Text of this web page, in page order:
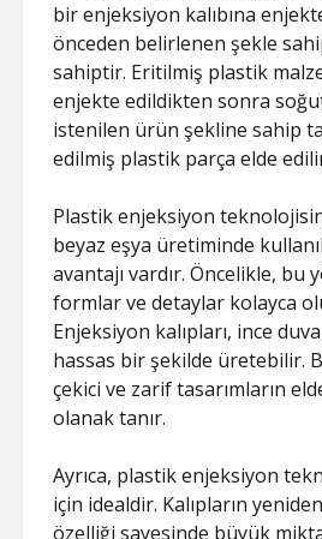
bir enjeksiyon kalıbına
önceden belirlenen şekle
sahiptir. Eritilmiş plastik
enjekte edildikten sonra
istenilen ürün şekline sahip
edilmiş plastik parça elde
Plastik enjeksiyon
beyaz eşya üretiminde
avantajı vardır. Öncelikle, bu
formlar ve detaylar kolayca
Enjeksiyon kalıpları, ince
hassas bir şekilde üretebilir.
çekici ve zarif tasarımların
olanak tanır.
Ayrıca, plastik enjeksiyon
için idealdir. Kalıpların
özelliği sayesinde büyük